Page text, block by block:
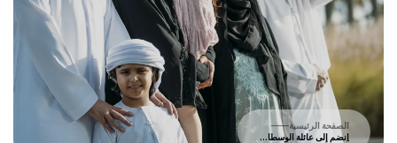
الصفحة الرئيسية
اِنضم إلى عائلة الوسطاء الصحيين في ضمان